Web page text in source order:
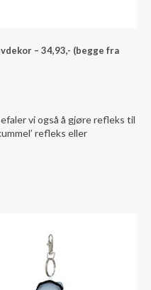
– 34,93,- (begge fra
vi også å gjøre refleks til
refleks eller